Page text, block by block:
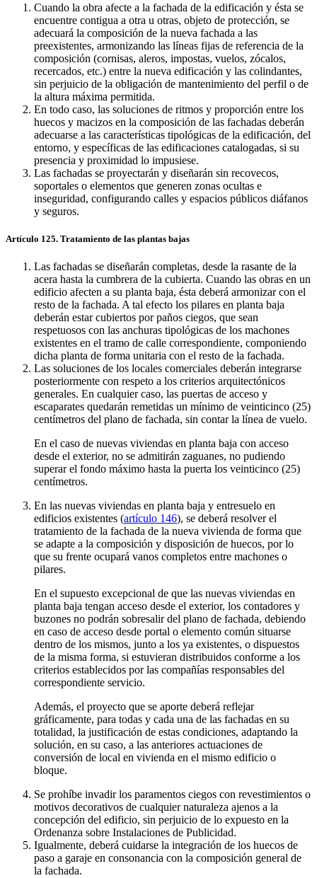
Cuando la obra afecte a la fachada de la edificación y ésta se
encuentre contigua a otra u otras, objeto de protección, se
adecuará la composición de la nueva fachada a las
preexistentes, armonizando las líneas fijas de referencia de la
composición (cornisas, aleros, impostas, vuelos, zócalos,
recercados, etc.) entre la nueva edificación y las colindantes,
sin perjuicio de la obligación de mantenimiento del perfil o de
la altura máxima permitida.
En todo caso, las soluciones de ritmos y proporción entre los
huecos y macizos en la composición de las fachadas deberán
adecuarse a las características tipológicas de la edificación, del
entorno, y específicas de las edificaciones catalogadas, si su
presencia y proximidad lo impusiese.
Las fachadas se proyectarán y diseñarán sin recovecos,
soportales o elementos que generen zonas ocultas e
inseguridad, configurando calles y espacios públicos diáfanos
y seguros.
Artículo 125. Tratamiento de las plantas bajas
Las fachadas se diseñarán completas, desde la rasante de la
acera hasta la cumbrera de la cubierta. Cuando las obras en un
edificio afecten a su planta baja, ésta deberá armonizar con el
resto de la fachada. A tal efecto los pilares en planta baja
deberán estar cubiertos por paños ciegos, que sean
respetuosos con las anchuras tipológicas de los machones
existentes en el tramo de calle correspondiente, componiendo
dicha planta de forma unitaria con el resto de la fachada.
Las soluciones de los locales comerciales deberán integrarse
posteriormente con respeto a los criterios arquitectónicos
generales. En cualquier caso, las puertas de acceso y
escaparates quedarán remetidas un mínimo de veinticinco (25)
centímetros del plano de fachada, sin contar la línea de vuelo.
En el caso de nuevas viviendas en planta baja con acceso
desde el exterior, no se admitirán zaguanes, no pudiendo
superar el fondo máximo hasta la puerta los veinticinco (25)
centímetros.
En las nuevas viviendas en planta baja y entresuelo en
edificios existentes (artículo 146), se deberá resolver el
tratamiento de la fachada de la nueva vivienda de forma que
se adapte a la composición y disposición de huecos, por lo
que su frente ocupará vanos completos entre machones o
pilares.
En el supuesto excepcional de que las nuevas viviendas en
planta baja tengan acceso desde el exterior, los contadores y
buzones no podrán sobresalir del plano de fachada, debiendo
en caso de acceso desde portal o elemento común situarse
dentro de los mismos, junto a los ya existentes, o dispuestos
de la misma forma, si estuvieran distribuidos conforme a los
criterios establecidos por las compañías responsables del
correspondiente servicio.
Además, el proyecto que se aporte deberá reflejar
gráficamente, para todas y cada una de las fachadas en su
totalidad, la justificación de estas condiciones, adaptando la
solución, en su caso, a las anteriores actuaciones de
conversión de local en vivienda en el mismo edificio o
bloque.
Se prohíbe invadir los paramentos ciegos con revestimientos o
motivos decorativos de cualquier naturaleza ajenos a la
concepción del edificio, sin perjuicio de lo expuesto en la
Ordenanza sobre Instalaciones de Publicidad.
Igualmente, deberá cuidarse la integración de los huecos de
paso a garaje en consonancia con la composición general de
la fachada.